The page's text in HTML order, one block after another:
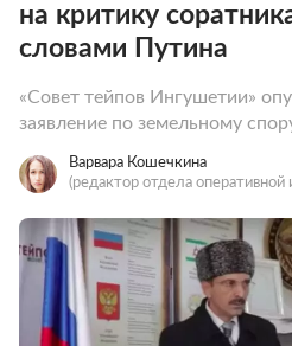
на критику
словами Путина
«Совет тейпов Ингушетии»
заявление по земельному
Варвара Кошечкина
(редактор отдела